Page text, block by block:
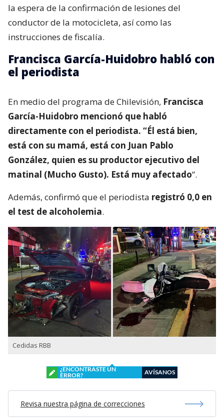
la espera de la confirmación de lesiones del
conductor de la motocicleta, así como las
instrucciones de fiscalía.
Francisca García-Huidobro habló con
el periodista
En medio del programa de Chilevisión, Francisca
García-Huidobro mencionó que habló
directamente con el periodista. “Él está bien,
está con su mamá, está con Juan Pablo
González, quien es su productor ejecutivo del
matinal (Mucho Gusto). Está muy afectado”.
Además, confirmó que el periodista registró 0,0 en
el test de alcoholemia.
Cedidas RBB
¿ENCONTRASTE UN
ERROR?
AVÍSANOS
Revisa nuestra página de correcciones